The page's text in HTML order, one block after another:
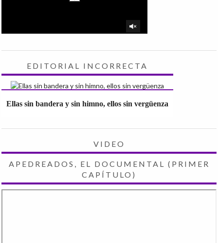
EDITORIAL INCORRECTA
Ellas sin bandera y sin himno, ellos sin vergüenza
VIDEO
APEDREADOS, EL DOCUMENTAL (PRIMER
CAPÍTULO)